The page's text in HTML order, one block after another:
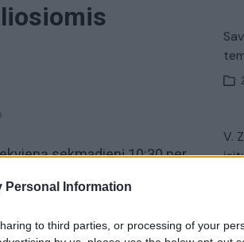
Personal Information
to third parties, or processing of your
sekmadienį 10:30 per
atliekos
V.